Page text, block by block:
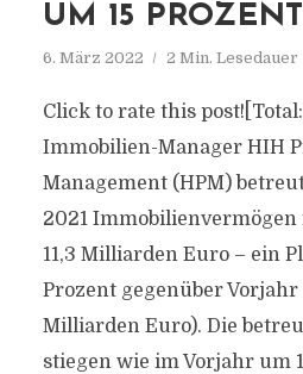
UM 15 PROZENT
6. März 2022 2 Min. Lesedauer
Click to rate this
Immobilien-Manager HIH
Management (HPM)
2021
11,3 Milliarden Euro – ein
Prozent gegenüber Vorjahr
Milliarden Euro). Die
stiegen wie im Vorjahr um